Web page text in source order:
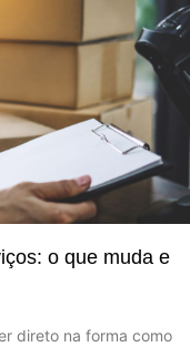
o que muda e
direto na forma como